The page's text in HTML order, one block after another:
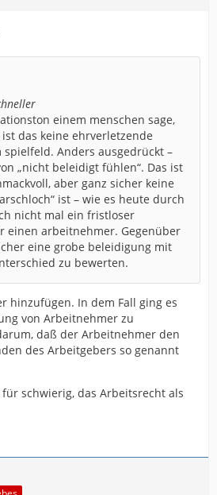
einem menschen sage,
das keine ehrverletzende
Anders ausgedrückt –
„nicht beleidigt fühlen“. Das ist
aber ganz sicher keine
ist – wie es heute durch
nicht mal ein fristloser
einen arbeitnehmer. Gegenüber
eine grobe beleidigung mit
zu bewerten.
hinzufügen. In dem Fall ging es
von Arbeitnehmer zu
daß der Arbeitnehmer den
des Arbeitgebers so genannt
schwierig, das Arbeitsrecht als